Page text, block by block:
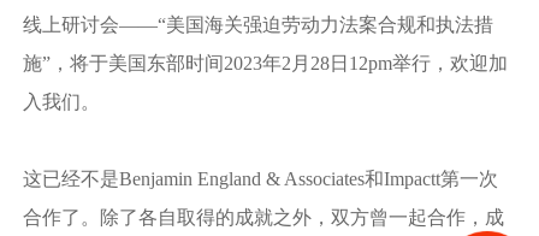
线上研讨会——“美国海关强迫劳动力法案合规和执法措
施”，将于美国东部时间2023年2月28日12pm举行，欢迎加
入我们。
这已经不是Benjamin England & Associates和Impactt第一次
合作了。除了各自取得的成就之外，双方曾一起合作，成